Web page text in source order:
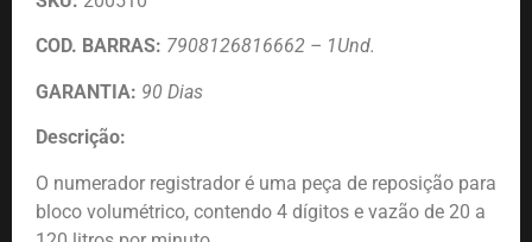
COD. BARRAS: 7908126816662 – 1Und.
GARANTIA: 90 Dias
Descrição:
O numerador registrador é uma peça de reposição para
bloco volumétrico, contendo 4 dígitos e vazão de 20 a